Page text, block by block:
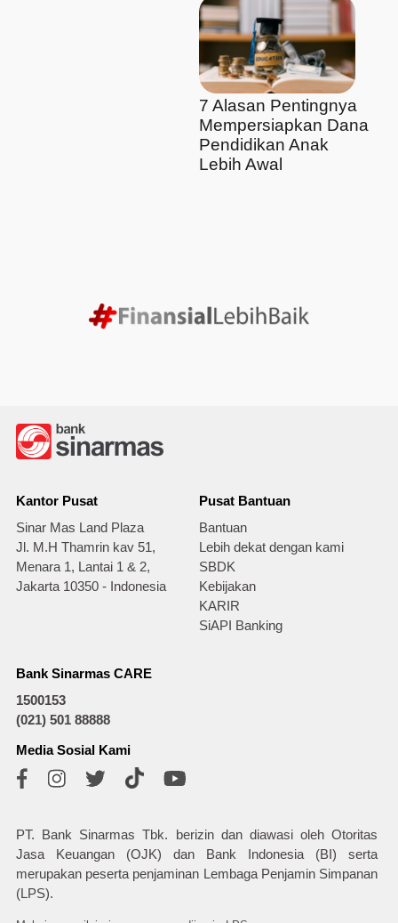
7 Alasan Pentingnya
Mempersiapkan Dana
Pendidikan Anak
Lebih Awal
Kantor Pusat
Sinar Mas Land Plaza
Jl. M.H Thamrin kav 51,
Menara 1, Lantai 1 & 2,
Jakarta 10350 - Indonesia
Pusat Bantuan
Bantuan
Lebih dekat dengan kami
SBDK
Kebijakan
KARIR
SiAPI Banking
Bank Sinarmas CARE
1500153
(021) 501 88888
Media Sosial Kami
PT. Bank Sinarmas Tbk. berizin dan diawasi oleh Otoritas
Jasa Keuangan (OJK) dan Bank Indonesia (BI) serta
merupakan peserta penjaminan Lembaga Penjamin Simpanan
(LPS).